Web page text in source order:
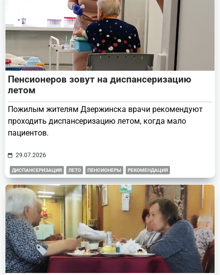
Пенсионеров зовут на диспансеризацию
летом
Пожилым жителям Дзержинска врачи рекомендуют
проходить диспансеризацию летом, когда мало
пациентов.
29.07.2026
ДИСПАНСЕРИЗАЦИЯ ЛЕТО ПЕНСИОНЕРЫ РЕКОМЕНДАЦИЯ